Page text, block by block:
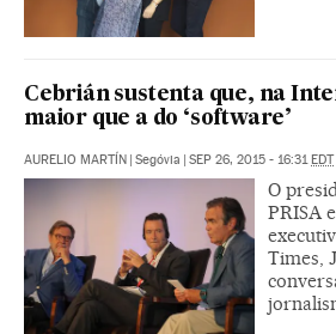
Cebrián sustenta que, na
maior que a do ‘software’
AURELIO MARTÍN | Segóvia | SEP 26, 2015 - 16:31EDT
O
PRISA
Times,